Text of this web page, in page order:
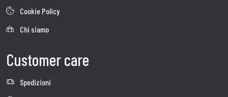
Cookie Policy
Chi siamo
Customer care
Spedizioni